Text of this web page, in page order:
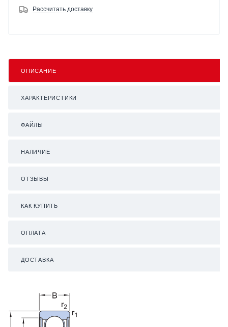
Рассчитать доставку
ОПИСАНИЕ
ХАРАКТЕРИСТИКИ
ФАЙЛЫ
НАЛИЧИЕ
ОТЗЫВЫ
КАК КУПИТЬ
ОПЛАТА
ДОСТАВКА